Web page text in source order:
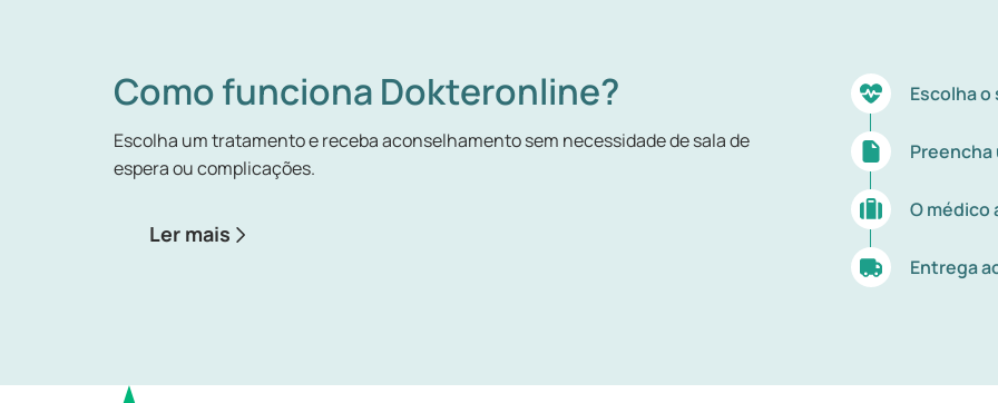
Como funciona Dokteronline?
Escolha um tratamento e receba aconselhamento sem necessidade de sala de
espera ou complicações.
Ler mais
Escolha
O médico
Entrega